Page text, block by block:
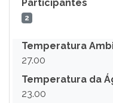
Participantes
2
Temperatura
27.00
Temperatura da
23.00